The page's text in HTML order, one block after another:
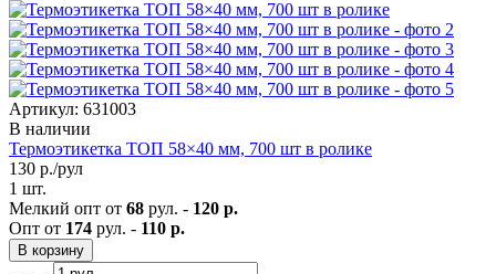
Артикул: 631003
В наличии
Термоэтикетка ТОП 58×40 мм, 700 шт в ролике
130 р./рул
1 шт.
Мелкий опт от 68 рул. - 120 р.
Опт от 174 рул. - 110 р.
В корзину